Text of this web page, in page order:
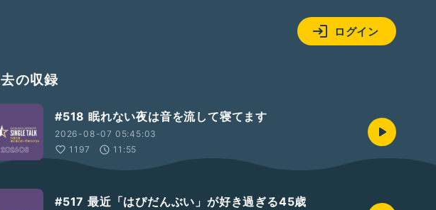
ログイン
の収録
#518 眠れない夜は音を流して寝てます
2026-08-07 05:45:03
1197
11:55
#517 最近「はぴだんぶい」が好き過ぎる45歳